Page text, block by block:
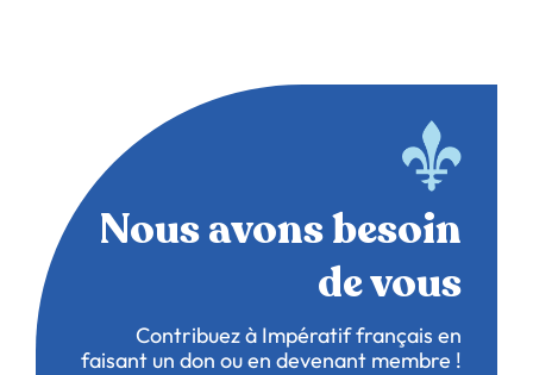
Nous avons besoin
de vous
Contribuez à Impératif français en
faisant un don ou en devenant membre !